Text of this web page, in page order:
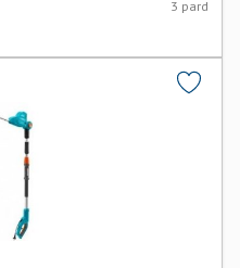
3 pard